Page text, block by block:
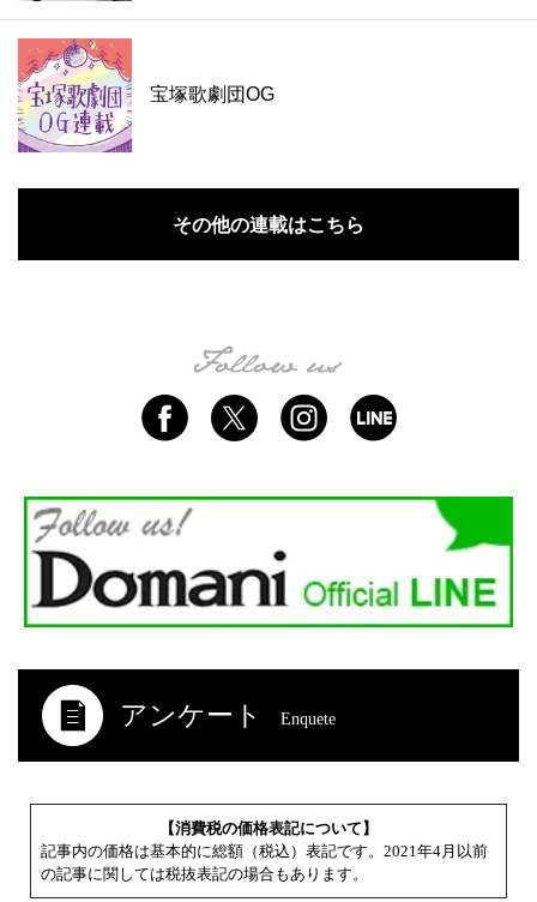
宝塚歌劇団OG
その他の連載はこちら
アンケート Enquete
【消費税の価格表記について】
記事内の価格は基本的に総額（税込）表記です。2021年4月以前
の記事に関しては税抜表記の場合もあります。